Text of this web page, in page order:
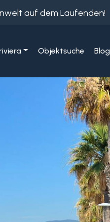
auf dem Laufenden!
Objektsuche Blog